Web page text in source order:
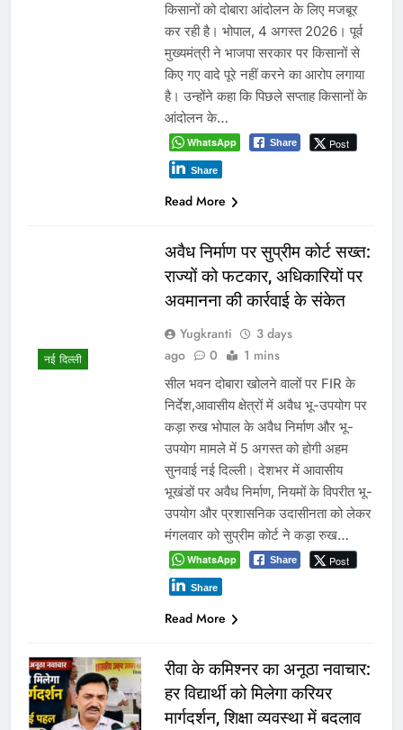
किसानों को दोबारा आंदोलन के लिए मजबूर
कर रही है। भोपाल, 4 अगस्त 2026। पूर्व
मुख्यमंत्री ने भाजपा सरकार पर किसानों से
किए गए वादे पूरे नहीं करने का आरोप लगाया
है। उन्होंने कहा कि पिछले सप्ताह किसानों के
आंदोलन के…
WhatsApp Share Post
Share
Read More
नई दिल्ली
अवैध निर्माण पर सुप्रीम कोर्ट सख्त:
राज्यों को फटकार, अधिकारियों पर
अवमानना की कार्रवाई के संकेत
Yugkranti
3 days
ago
0 1 mins
सील भवन दोबारा खोलने वालों पर FIR के
निर्देश,आवासीय क्षेत्रों में अवैध भू-उपयोग पर
कड़ा रुख भोपाल के अवैध निर्माण और भू-
उपयोग मामले में 5 अगस्त को होगी अहम
सुनवाई नई दिल्ली। देशभर में आवासीय
भूखंडों पर अवैध निर्माण, नियमों के विपरीत भू-
उपयोग और प्रशासनिक उदासीनता को लेकर
मंगलवार को सुप्रीम कोर्ट ने कड़ा रुख…
WhatsApp Share Post
Share
Read More
रीवा के कमिश्नर का अनूठा नवाचार:
हर विद्यार्थी को मिलेगा करियर
मार्गदर्शन, शिक्षा व्यवस्था में बदलाव